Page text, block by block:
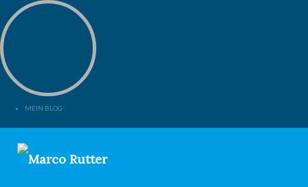
MEIN BLOG